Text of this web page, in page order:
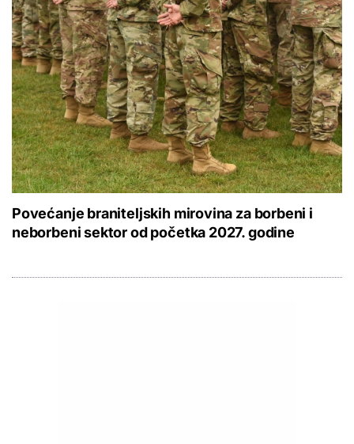
Povećanje braniteljskih mirovina za borbeni i
neborbeni sektor od početka 2027. godine